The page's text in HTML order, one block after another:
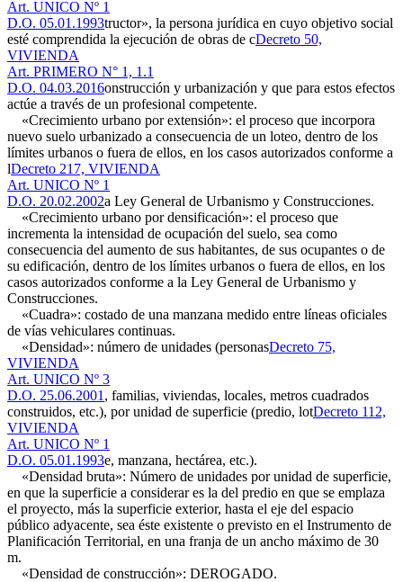
Art. UNICO Nº 1
D.O. 05.01.1993tructor», la persona jurídica en cuyo objetivo social
esté comprendida la ejecución de obras de cDecreto 50,
VIVIENDA
Art. PRIMERO N° 1, 1.1
D.O. 04.03.2016onstrucción y urbanización y que para estos efectos
actúe a través de un profesional competente.
«Crecimiento urbano por extensión»: el proceso que incorpora
nuevo suelo urbanizado a consecuencia de un loteo, dentro de los
límites urbanos o fuera de ellos, en los casos autorizados conforme a
lDecreto 217, VIVIENDA
Art. UNICO Nº 1
D.O. 20.02.2002a Ley General de Urbanismo y Construcciones.
«Crecimiento urbano por densificación»: el proceso que
incrementa la intensidad de ocupación del suelo, sea como
consecuencia del aumento de sus habitantes, de sus ocupantes o de
su edificación, dentro de los límites urbanos o fuera de ellos, en los
casos autorizados conforme a la Ley General de Urbanismo y
Construcciones.
«Cuadra»: costado de una manzana medido entre líneas oficiales
de vías vehiculares continuas.
«Densidad»: número de unidades (personasDecreto 75,
VIVIENDA
Art. UNICO Nº 3
D.O. 25.06.2001 , familias, viviendas, locales, metros cuadrados
construidos, etc.), por unidad de superficie (predio, lotDecreto 112,
VIVIENDA
Art. UNICO Nº 1
D.O. 05.01.1993e, manzana, hectárea, etc.).
«Densidad bruta»: Número de unidades por unidad de superficie,
en que la superficie a considerar es la del predio en que se emplaza
el proyecto, más la superficie exterior, hasta el eje del espacio
público adyacente, sea éste existente o previsto en el Instrumento de
Planificación Territorial, en una franja de un ancho máximo de 30
m.
«Densidad de construcción»: DEROGADO.